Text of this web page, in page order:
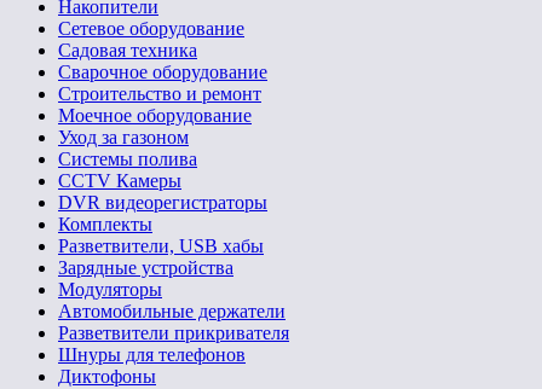
Накопители
Сетевое оборудование
Садовая техника
Сварочное оборудование
Строительство и ремонт
Моечное оборудование
Уход за газоном
Системы полива
CCTV Камеры
DVR видеорегистраторы
Комплекты
Разветвители, USB хабы
Зарядные устройства
Модуляторы
Автомобильные держатели
Разветвители прикривателя
Шнуры для телефонов
Диктофоны